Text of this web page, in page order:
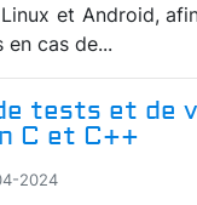
et Android,
en cas de...
tests et de
C et C++
2024